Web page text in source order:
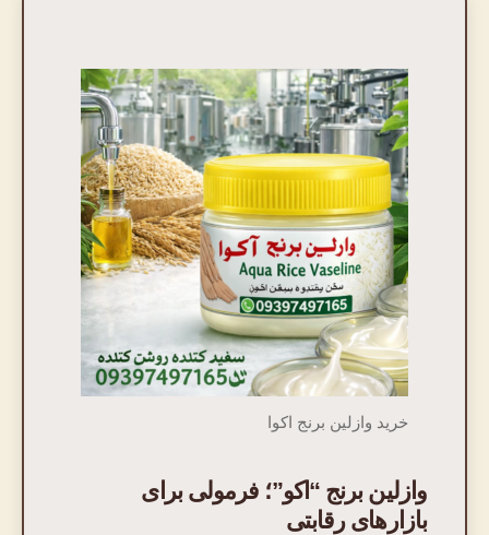
خرید وازلین برنج اکوا
وازلین برنج “اکو”؛ فرمولی برای
بازارهای رقابتی